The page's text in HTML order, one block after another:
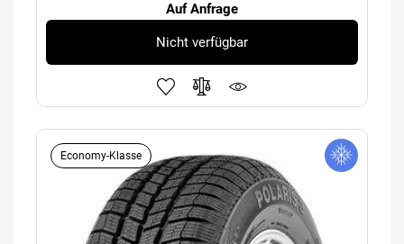
Auf Anfrage
Nicht verfügbar
Economy-Klasse